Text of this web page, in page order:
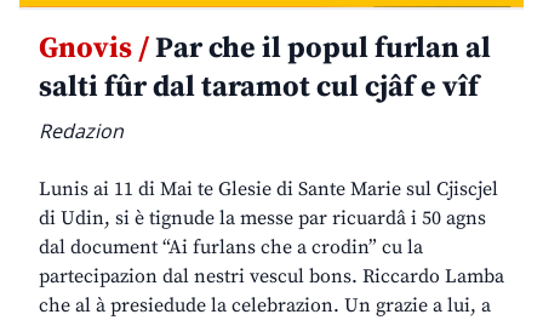
Gnovis /Par che il popul furlan al
salti fûr dal taramot cul cjâf e vîf
Redazion
Lunis ai 11 di Mai te Glesie di Sante Marie sul Cjiscjel
di Udin, si è tignude la messe par ricuardâ i 50 agns
dal document “Ai furlans che a crodin” cu la
partecipazion dal nestri vescul bons. Riccardo Lamba
che al à presiedude la celebrazion. Un grazie a lui, a